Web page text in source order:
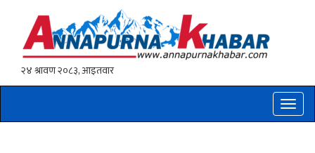
Toggle